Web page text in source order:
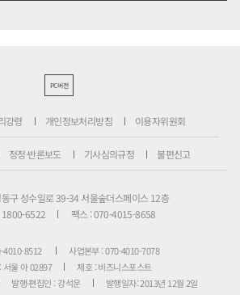
PC버전
강령 개인정보처리방침 이용자위원회
정정·반론보도 기사심의규정 불편신고
구 성수일로 39-34 서울숲더스페이스 12층
1800-6522
팩스 : 070-4015-8658
4010-8512
사업본부 : 070-4010-7078
서울 아 02897
제호 : 비즈니스포스트
발행·편집인 : 강석운
발행일자: 2013년 12월 2일